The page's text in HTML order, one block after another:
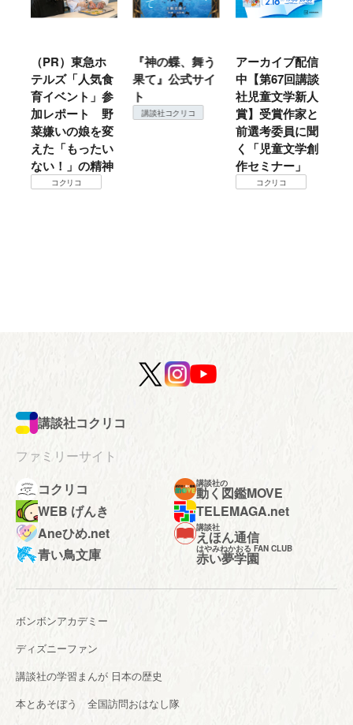
（PR）東急ホ
テルズ「人気食
育イベント」参
加レポート 野
菜嫌いの娘を変
えた「もったい
ない！」の精神
コクリコ
『神の蝶、舞う
果て』公式サイ
ト
講談社コクリコ
アーカイブ配信
中【第67回講談
社児童文学新人
賞】受賞作家と
前選考委員に聞
く「児童文学創
作セミナー」
コクリコ
講談社コクリコ
ファミリーサイト
コクリコ
講談社の
動く図鑑MOVE
WEB げんき
TELEMAGA.net
Aneひめ.net
講談社
えほん通信
青い鳥文庫
はやみねかおる FAN CLUB
赤い夢学園
ボンボンアカデミー
ディズニーファン
講談社の学習まんが 日本の歴史
本とあそぼう 全国訪問おはなし隊